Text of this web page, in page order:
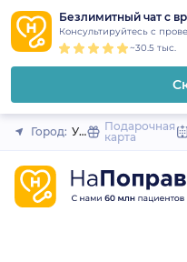
Безлимитный чат с
Консультируйтесь с
~30.5 тыс.
Город: УзловаяПодарочная
карта